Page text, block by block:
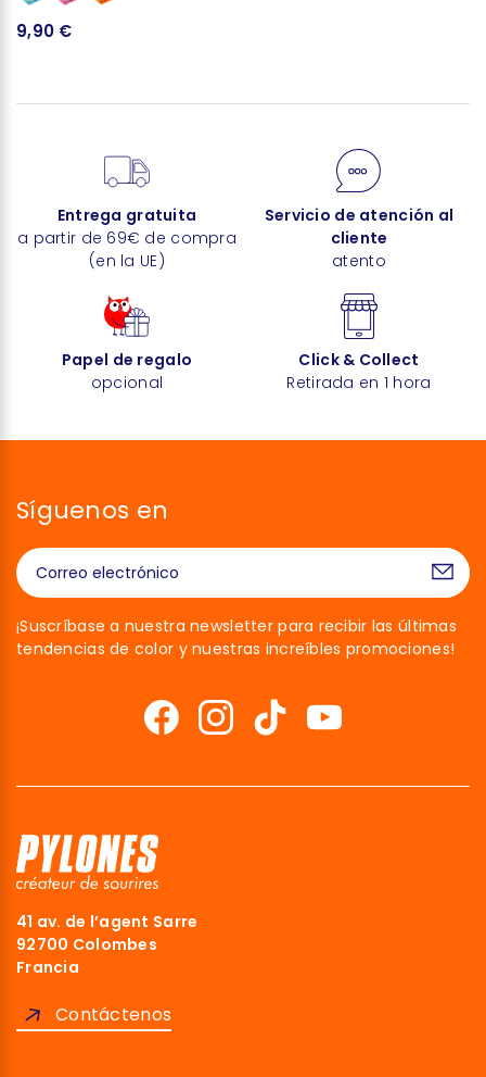
9,90 €
Entrega gratuita
a partir de 69€ de compra
(en la UE)
Servicio de atención al
cliente
atento
Papel de regalo
opcional
Click & Collect
Retirada en 1 hora
Síguenos en
¡Suscríbase a nuestra newsletter para recibir las últimas
tendencias de color y nuestras increíbles promociones!
41 av. de l’agent Sarre
92700 Colombes
Francia
Contáctenos